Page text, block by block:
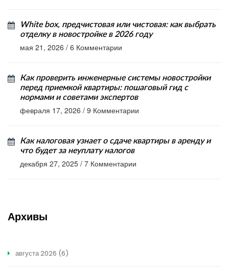
White box, предчистовая или чистовая: как выбрать
отделку в новостройке в 2026 году
мая 21, 2026 / 6 Комментарии
Как проверить инженерные системы новостройки
перед приемкой квартиры: пошаговый гид с
нормами и советами экспертов
февраля 17, 2026 / 9 Комментарии
Как налоговая узнает о сдаче квартиры в аренду и
что будет за неуплату налогов
декабря 27, 2025 / 7 Комментарии
Архивы
августа 2026 (6)